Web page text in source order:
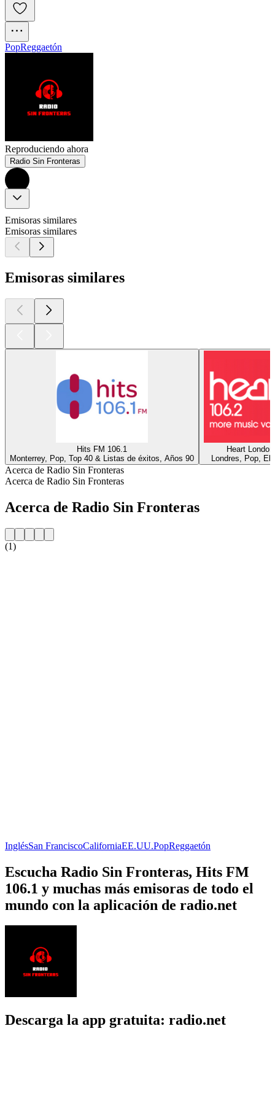
PopReggaetón
Reproduciendo ahora
Radio Sin Fronteras
Emisoras similares
Emisoras similares
Emisoras similares
Hits FM 106.1
Monterrey, Pop, Top 40 & Listas de éxitos, Años 90
Heart London
Londres, Pop,
Acerca de Radio Sin Fronteras
Acerca de Radio Sin Fronteras
Acerca de Radio Sin Fronteras
(1)
InglésSan FranciscoCaliforniaEE.UU.PopReggaetón
Escucha Radio Sin Fronteras, Hits FM
106.1 y muchas más emisoras de todo el
mundo con la aplicación de radio.net
Descarga la app gratuita: radio.net